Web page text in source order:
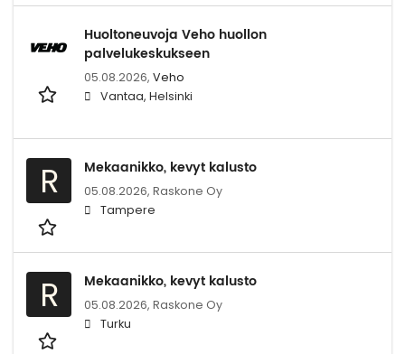
Huoltoneuvoja Veho huollon
palvelukeskukseen
05.08.2026, Veho
Vantaa, Helsinki
R Mekaanikko, kevyt kalusto
05.08.2026, Raskone Oy
Tampere
R Mekaanikko, kevyt kalusto
05.08.2026, Raskone Oy
Turku